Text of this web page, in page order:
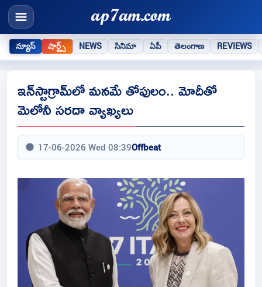
న్యూస్ షార్ట్స్ NEWS సినిమా ఏపీ తెలంగాణ REVIEWS
ఇన్‌స్టాగ్రామ్‌లో మనమే తోపులం.. మోదీతో
మెలోనీ సరదా వ్యాఖ్యలు
17-06-2026 Wed 08:39Offbeat